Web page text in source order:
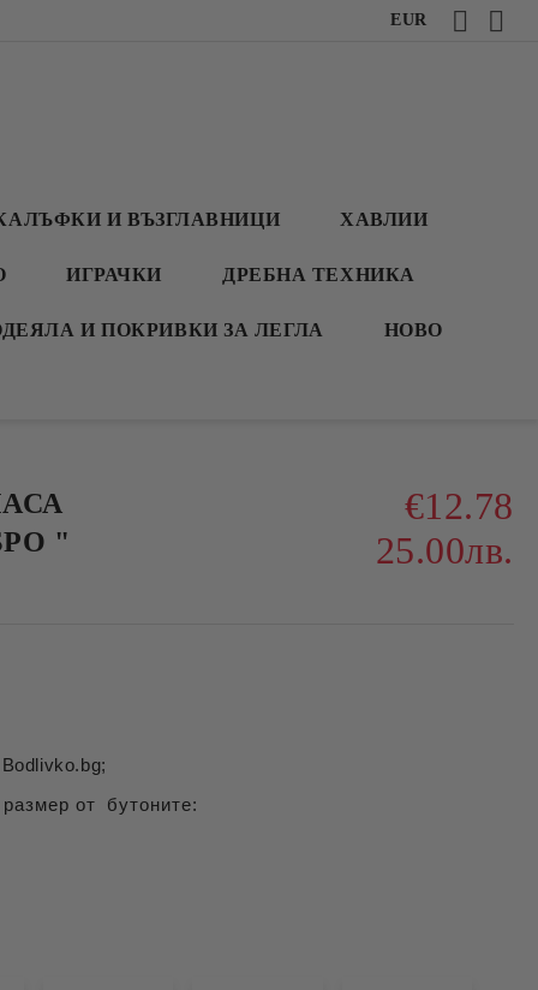
EUR
И ВЪЗГЛАВНИЦИ ХАВЛИИ
ИГРАЧКИ ДРЕБНА ТЕХНИКА
И ПОКРИВКИ ЗА ЛЕГЛА НОВО
"
€12.78
25.00лв.
от бутоните: